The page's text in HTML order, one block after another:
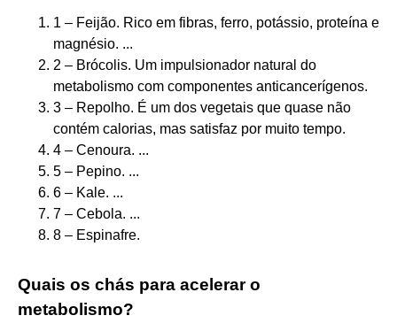
1 – Feijão. Rico em fibras, ferro, potássio, proteína e
magnésio. ...
2 – Brócolis. Um impulsionador natural do
metabolismo com componentes anticancerígenos.
3 – Repolho. É um dos vegetais que quase não
contém calorias, mas satisfaz por muito tempo.
4 – Cenoura. ...
5 – Pepino. ...
6 – Kale. ...
7 – Cebola. ...
8 – Espinafre.
Quais os chás para acelerar o
metabolismo?